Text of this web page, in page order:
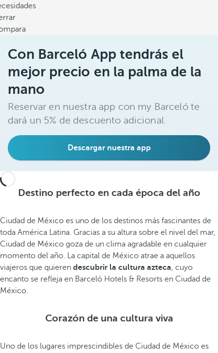
Con Barceló App tendrás el
mejor precio en la palma de la
mano
Reservar en nuestra app con my Barceló te
dará un 5% de descuento adicional.
Descargar nuestra app
Destino perfecto en cada época del año
Ciudad de México es uno de los destinos más fascinantes de
toda América Latina. Gracias a su altura sobre el nivel del mar,
Ciudad de México goza de un clima agradable en cualquier
momento del año. La capital de México atrae a aquellos
viajeros que quieren descubrir la cultura azteca, cuyo
encanto se refleja en Barceló Hotels & Resorts en Ciudad de
México.
Corazón de una cultura viva
Uno de los lugares imprescindibles de Ciudad de México es